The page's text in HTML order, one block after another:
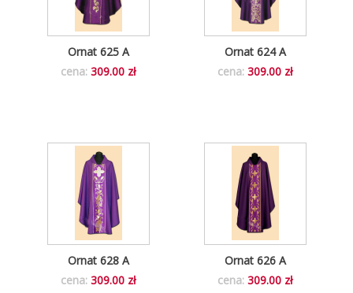
Ornat 624 A
cena: 309.00 zł
Ornat 625 A
cena: 309.00 zł
Ornat 626 A
cena: 309.00 zł
Ornat 628 A
cena: 309.00 zł